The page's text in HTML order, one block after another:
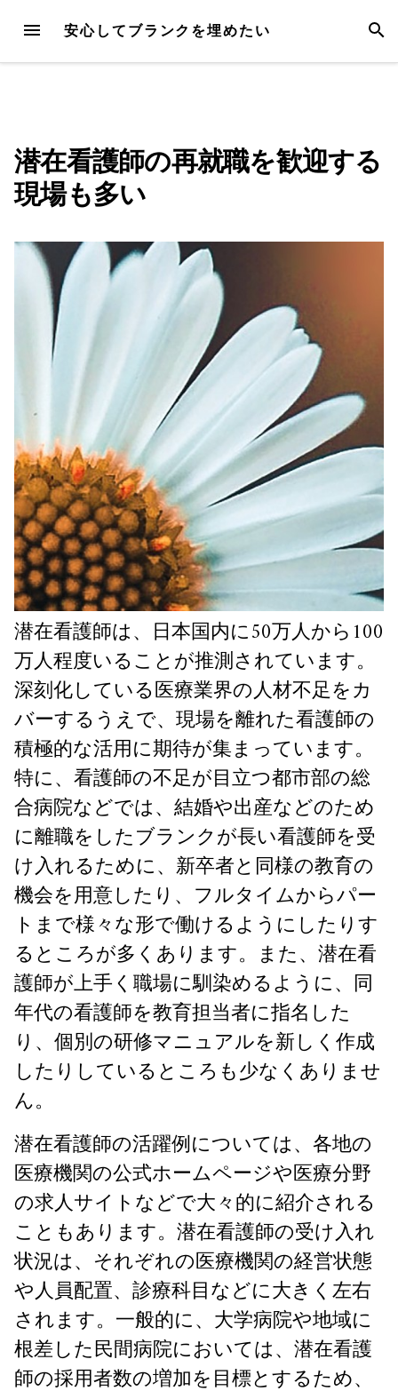
content
MENU 安心してブランクを埋めたい
潜在看護師の再就職を歓迎する
現場も多い
潜在看護師は、日本国内に50万人から100
万人程度いることが推測されています。
深刻化している医療業界の人材不足をカ
バーするうえで、現場を離れた看護師の
積極的な活用に期待が集まっています。
特に、看護師の不足が目立つ都市部の総
合病院などでは、結婚や出産などのため
に離職をしたブランクが長い看護師を受
け入れるために、新卒者と同様の教育の
機会を用意したり、フルタイムからパー
トまで様々な形で働けるようにしたりす
るところが多くあります。また、潜在看
護師が上手く職場に馴染めるように、同
年代の看護師を教育担当者に指名した
り、個別の研修マニュアルを新しく作成
したりしているところも少なくありませ
ん。
潜在看護師の活躍例については、各地の
医療機関の公式ホームページや医療分野
の求人サイトなどで大々的に紹介される
こともあります。潜在看護師の受け入れ
状況は、それぞれの医療機関の経営状態
や人員配置、診療科目などに大きく左右
されます。一般的に、大学病院や地域に
根差した民間病院においては、潜在看護
師の採用者数の増加を目標とするため、